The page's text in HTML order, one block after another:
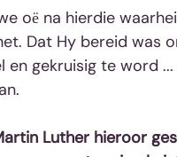
oё na hierdie
Dat Hy bereid was
en gekruisig te word
Luther hieroor